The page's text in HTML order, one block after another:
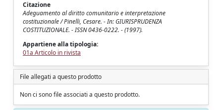
Citazione
Adeguamento al diritto comunitario e interpretazione
costituzionale / Pinelli, Cesare. - In: GIURISPRUDENZA
COSTITUZIONALE. - ISSN 0436-0222. - (1997).
Appartiene alla tipologia:
01a Articolo in rivista
File allegati a questo prodotto
Non ci sono file associati a questo prodotto.